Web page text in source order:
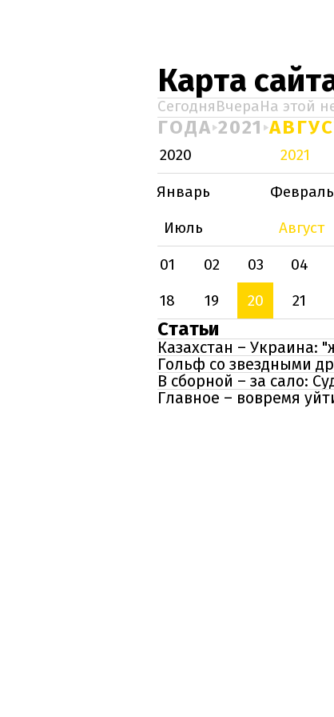
Карта
СегодняВчераНа этой
ГОДА 2021
2020 2021
Январь
Февраль
Июль
Август
01
02 03 04
18
19 20 21
Статьи
Казахстан – Украина:
Гольф со звездными
В сборной – за сало:
Главное – вовремя